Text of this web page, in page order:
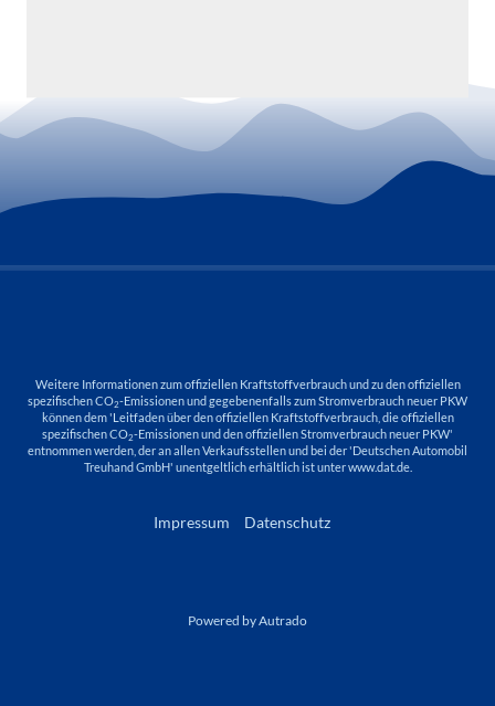
Weitere Informationen zum offiziellen Kraftstoffverbrauch und zu den offiziellen
spezifischen CO2-Emissionen und gegebenenfalls zum Stromverbrauch neuer PKW
können dem 'Leitfaden über den offiziellen Kraftstoffverbrauch, die offiziellen
spezifischen CO2-Emissionen und den offiziellen Stromverbrauch neuer PKW'
entnommen werden, der an allen Verkaufsstellen und bei der 'Deutschen Automobil
Treuhand GmbH' unentgeltlich erhältlich ist unter www.dat.de.
Impressum Datenschutz
Powered by Autrado